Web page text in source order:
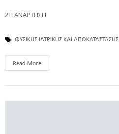
2Η ΑΝΑΡΤΗΣΗ
ΦΥΣΙΚΗΣ ΙΑΤΡΙΚΗΣ ΚΑΙ ΑΠΟΚΑΤΑΣΤΑΣΗΣ
Read More